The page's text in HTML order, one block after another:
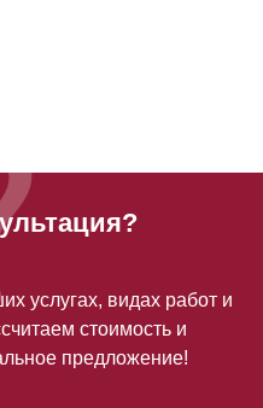
услугах, видах работ и
стоимость и
предложение!